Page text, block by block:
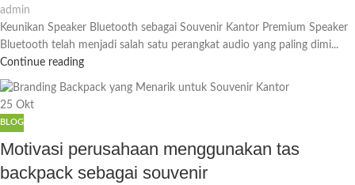
admin
Keunikan Speaker Bluetooth sebagai Souvenir Kantor Premium Speaker
Bluetooth telah menjadi salah satu perangkat audio yang paling dimi...
Continue reading
25 Okt
BLOG
Motivasi perusahaan menggunakan tas
backpack sebagai souvenir